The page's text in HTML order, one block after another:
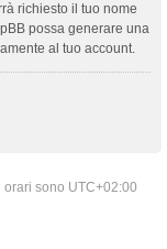
richiesto il tuo nome
possa generare una
al tuo account.
orari sono UTC+02:00